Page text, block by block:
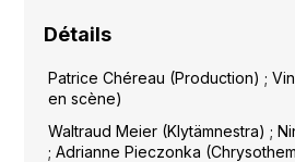
Détails
Patrice Chéreau (Production) ;
en scène)
Waltraud Meier (Klytämnestra) ;
; Adrianne Pieczonka